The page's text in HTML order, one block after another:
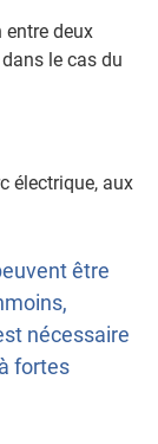
entre deux
le cas du
électrique, aux
être
nécessaire
fortes